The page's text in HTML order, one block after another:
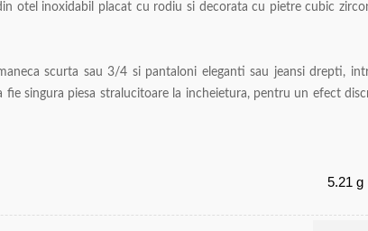
otel inoxidabil placat cu rodiu si decorata cu pietre cubic
scurta sau 3/4 si pantaloni eleganti sau jeansi drepti,
fie singura piesa stralucitoare la incheietura, pentru un efect
5.21 g